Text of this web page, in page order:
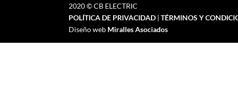
2020 © CB ELECTRIC
POLÍTICA DE PRIVACIDAD |TÉRMINOS Y
Diseño web Miralles Asociados